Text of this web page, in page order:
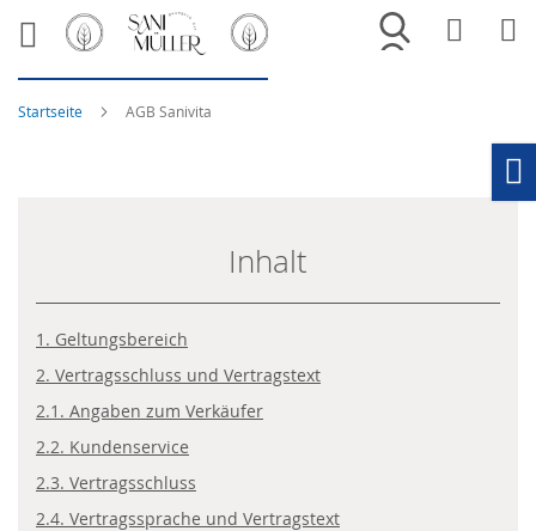
Merkliste
Startseite AGB Sanivita
Inhalt
1. Geltungsbereich
2. Vertragsschluss und Vertragstext
2.1. Angaben zum Verkäufer
2.2. Kundenservice
2.3. Vertragsschluss
2.4. Vertragssprache und Vertragstext